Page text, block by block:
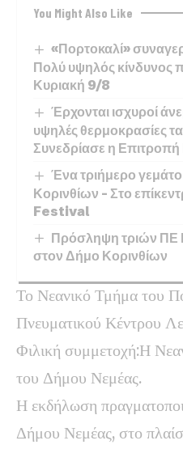
You Might Also Like
«Πορτοκαλί»
Πολύ υψηλός κίνδυνος
Κυριακή 9/8
Έρχονται ισχυροί
υψηλές θερμοκρασίες
Συνεδρίασε η
Ένα τριήμερο
Κορινθίων – Στο
Festival
Πρόσληψη τριών ΠΕ
στον Δήμο Κορινθίων
Το Νεανικό Τμήμα του
Πνευματικού Κέντρου
Φιλική συμμετοχή:Η
του Δήμου Νεμέας.
Η εκδήλωση
Δήμου Νεμέας, στο